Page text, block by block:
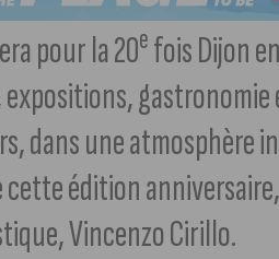
pour la 20efois Dijon
dans une atmosphère
cette édition
Vincenzo Cirillo.